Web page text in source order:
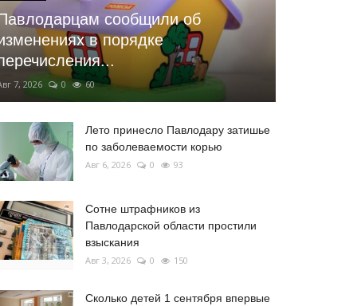
сообщили об
в порядке
7, 2026 0 60
Лето принесло Павлодару затишье
по заболеваемости корью
Авг 6, 2026 0 93
Сотне штрафников из
Павлодарской области простили
взыскания
Авг 3, 2026 0 150
Сколько детей 1 сентября впервые